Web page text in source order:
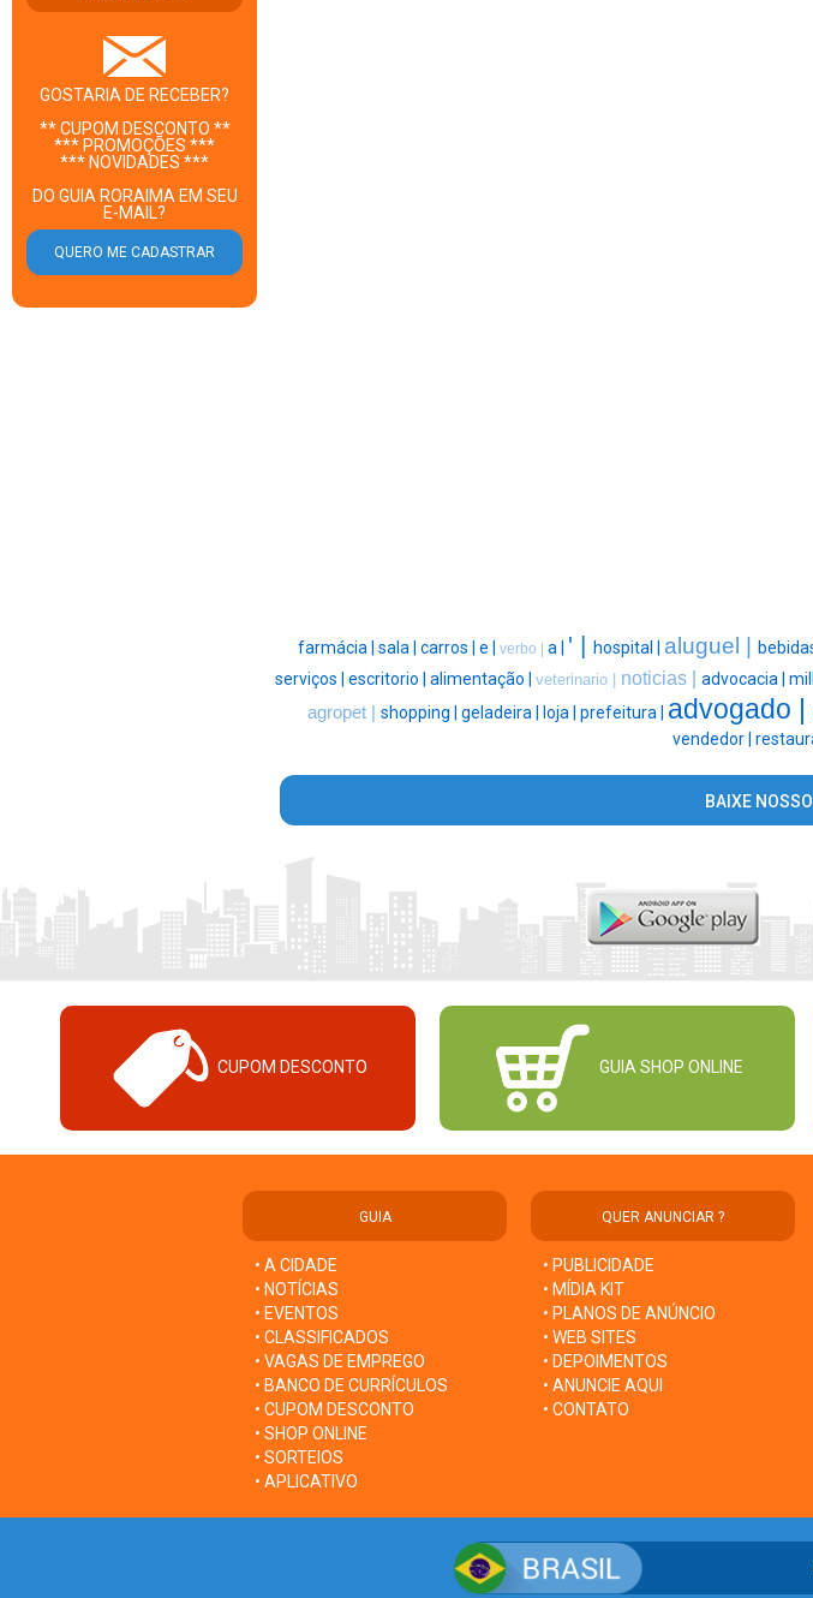
GOSTARIA DE RECEBER?
** CUPOM DESCONTO **
*** PROMOÇÕES ***
*** NOVIDADES ***
DO GUIA RORAIMA EM SEU
E-MAIL?
farmácia | sala | carros | e | verbo | a | ' | hospital | aluguel |
serviços | escritorio | alimentação | veterinario | noticias | advocacia |
agropet | shopping | geladeira | loja | prefeitura | advogado |
vendedor |
BAIXE
CUPOM DESCONTO GUIA SHOP ONLINE
GUIA
• A CIDADE
• NOTÍCIAS
• EVENTOS
• CLASSIFICADOS
• VAGAS DE EMPREGO
• BANCO DE CURRÍCULOS
• CUPOM DESCONTO
• SHOP ONLINE
• SORTEIOS
• APLICATIVO
QUER ANUNCIAR ?
• PUBLICIDADE
• MÍDIA KIT
• PLANOS DE ANÚNCIO
• WEB SITES
• DEPOIMENTOS
• ANUNCIE AQUI
• CONTATO